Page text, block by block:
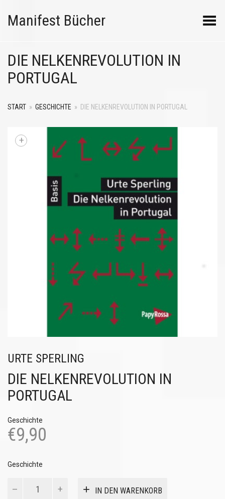
Manifest Bücher Menü umschalten
DIE NELKENREVOLUTION IN
PORTUGAL
START » GESCHICHTE » DIE NELKENREVOLUTION IN PORTUGAL
+
URTE SPERLING
DIE NELKENREVOLUTION IN
PORTUGAL
Geschichte
€9,90
Geschichte
Nelkenrevolution
IN DEN WARENKORB